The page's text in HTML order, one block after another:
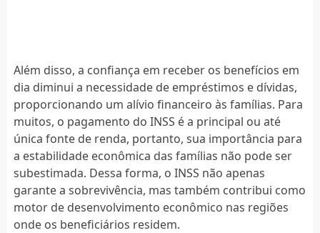
Além disso, a confiança em receber os benefícios em
dia diminui a necessidade de empréstimos e dívidas,
proporcionando um alívio financeiro às famílias. Para
muitos, o pagamento do INSS é a principal ou até
única fonte de renda, portanto, sua importância para
a estabilidade econômica das famílias não pode ser
subestimada. Dessa forma, o INSS não apenas
garante a sobrevivência, mas também contribui como
motor de desenvolvimento econômico nas regiões
onde os beneficiários residem.